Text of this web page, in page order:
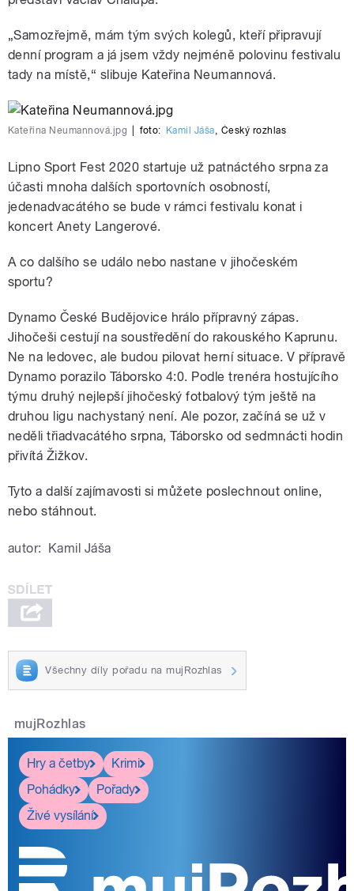
„Samozřejmě, mám tým svých kolegů, kteří připravují
denní program a já jsem vždy nejméně polovinu festivalu
tady na místě,“ slibuje Kateřina Neumannová.
Kateřina Neumannová.jpg foto: Kamil Jáša, Český rozhlas
Lipno Sport Fest 2020 startuje už patnáctého srpna za
účasti mnoha dalších sportovních osobností,
jedenadvacátého se bude v rámci festivalu konat i
koncert Anety Langerové.
A co dalšího se událo nebo nastane v jihočeském
sportu?
Dynamo České Budějovice hrálo přípravný zápas.
Jihočeši cestují na soustředění do rakouského Kaprunu.
Ne na ledovec, ale budou pilovat herní situace. V přípravě
Dynamo porazilo Táborsko 4:0. Podle trenéra hostujícího
týmu druhý nejlepší jihočeský fotbalový tým ještě na
druhou ligu nachystaný není. Ale pozor, začíná se už v
neděli třiadvacátého srpna, Táborsko od sedmnácti hodin
přivítá Žižkov.
Tyto a další zajímavosti si můžete poslechnout online,
nebo stáhnout.
autor: Kamil Jáša
Všechny díly pořadu na mujRozhlas
mujRozhlas
Hry a četby
Krimi
Pohádky
Pořady
Živé vysílání